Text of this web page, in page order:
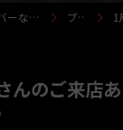
東京都大森駅のバーならTORUS-トーラス- ブログ 1
んのご来店